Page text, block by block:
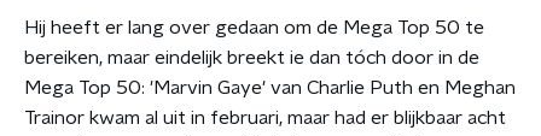
Hij heeft er lang over gedaan om de Mega Top 50 te
bereiken, maar eindelijk breekt ie dan tóch door in de
Mega Top 50: 'Marvin Gaye' van Charlie Puth en Meghan
Trainor kwam al uit in februari, maar had er blijkbaar acht